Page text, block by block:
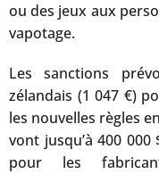
ou des jeux aux
vapotage.
Les sanctions
zélandais (1 047 €)
les nouvelles règles
vont jusqu’à 400 000
pour les